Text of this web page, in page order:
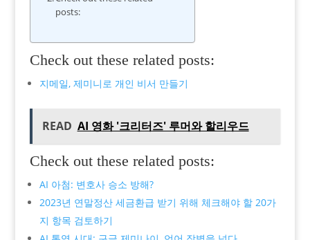
posts:
Check out these related posts:
지메일, 제미니로 개인 비서 만들기
READ AI 영화 '크리터즈' 루머와 할리우드
Check out these related posts:
AI 아첨: 변호사 승소 방해?
2023년 연말정산 세금환급 받기 위해 체크해야 할 20가
지 항목 검토하기